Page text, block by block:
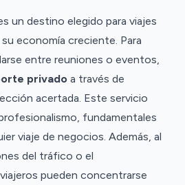
un destino elegido para viajes
economía creciente. Para
entre reuniones o eventos,
privado a través de
acertada. Este servicio
fundamentales
viaje de negocios. Además, al
del tráfico o el
pueden concentrarse